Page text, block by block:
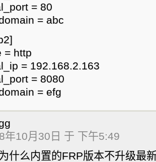
= 80
= abc
= http
= 192.168.2.163
= 8080
= efg
年10月30日 于 下午5:49
什么内置的FRP版本不升级最